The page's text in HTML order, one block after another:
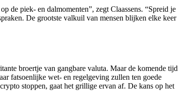
de piek- en dalmomenten”, zegt Claassens. “Spreid je
De grootste valkuil van mensen blijken elke keer
broertje van gangbare valuta. Maar de komende tijd
fatsoenlijke wet- en regelgeving zullen ten goede
stoppen, gaat het grillige ervan af. De kans op het